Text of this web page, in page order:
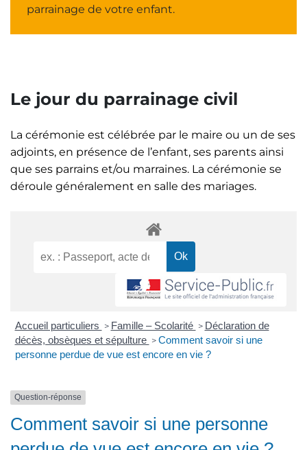
parrainage de votre enfant.
Le jour du parrainage civil
La cérémonie est célébrée par le maire ou un de ses
adjoints, en présence de l’enfant, ses parents ainsi
que ses parrains et/ou marraines. La cérémonie se
déroule généralement en salle des mariages.
Accueil particuliers > Famille – Scolarité > Déclaration de
décès, obsèques et sépulture > Comment savoir si une
personne perdue de vue est encore en vie ?
Question-réponse
Comment savoir si une personne